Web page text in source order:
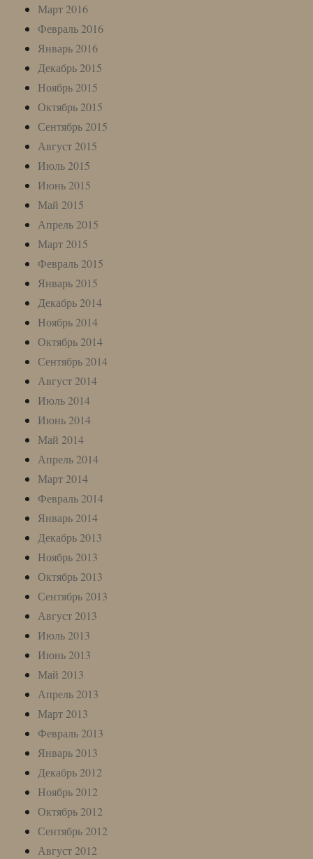
Март 2016
Февраль 2016
Январь 2016
Декабрь 2015
Ноябрь 2015
Октябрь 2015
Сентябрь 2015
Август 2015
Июль 2015
Июнь 2015
Май 2015
Апрель 2015
Март 2015
Февраль 2015
Январь 2015
Декабрь 2014
Ноябрь 2014
Октябрь 2014
Сентябрь 2014
Август 2014
Июль 2014
Июнь 2014
Май 2014
Апрель 2014
Март 2014
Февраль 2014
Январь 2014
Декабрь 2013
Ноябрь 2013
Октябрь 2013
Сентябрь 2013
Август 2013
Июль 2013
Июнь 2013
Май 2013
Апрель 2013
Март 2013
Февраль 2013
Январь 2013
Декабрь 2012
Ноябрь 2012
Октябрь 2012
Сентябрь 2012
Август 2012